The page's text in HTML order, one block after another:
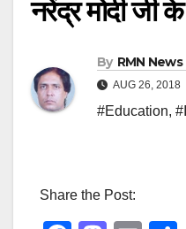
नरेंद्र मोदी जी
By RMN News
AUG 26, 2018
#Education,
Share the Post: